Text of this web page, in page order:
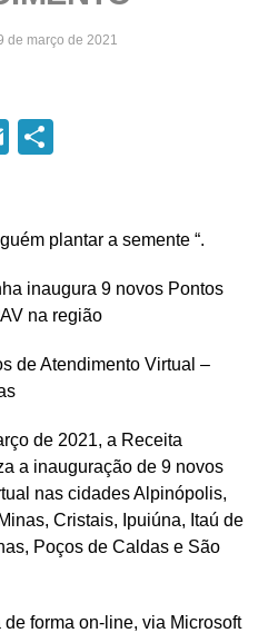
de março de 2021
EmailCompartilhar
plantar a semente “.
inaugura 9 novos Pontos
na região
de Atendimento Virtual –
de 2021, a Receita
a inauguração de 9 novos
nas cidades Alpinópolis,
Cristais, Ipuiúna, Itaú de
Poços de Caldas e São
forma on-line, via Microsoft